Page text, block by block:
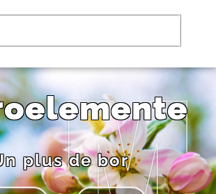
plus de bor